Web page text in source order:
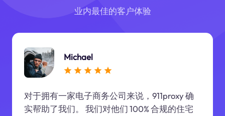
业内最佳的客户体验
Michael
对于拥有一家电子商务公司来说，911proxy 确
实帮助了我们。 我们对他们 100% 合规的住宅